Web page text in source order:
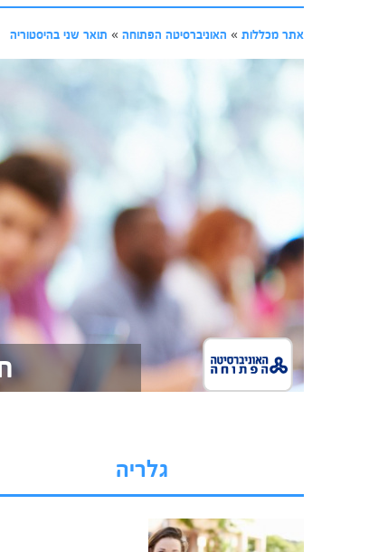
אתר מכללות » האוניברסיטה הפתוחה » תואר שני בהיסטוריה
גלריה